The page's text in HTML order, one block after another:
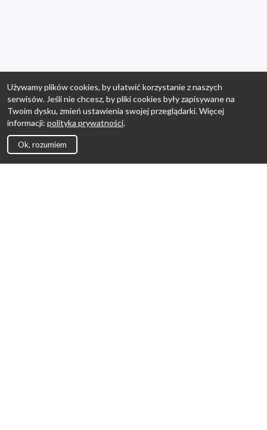
Używamy plików cookies, by ułatwić korzystanie z naszych
serwisów. Jeśli nie chcesz, by pliki cookies były zapisywane na
Twoim dysku, zmień ustawienia swojej przeglądarki. Więcej
informacji: polityka prywatności.
Ok, rozumiem